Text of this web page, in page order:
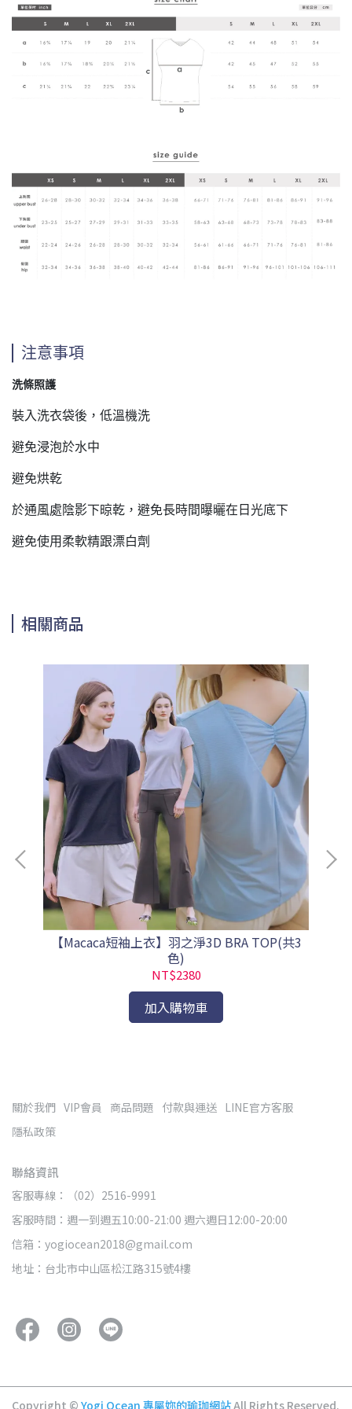
注意事項
洗條照護
裝入洗衣袋後，低溫機洗
避免浸泡於水中
避免烘乾
於通風處陰影下晾乾，避免長時間曝曬在日光底下
避免使用柔軟精跟漂白劑
相關商品
【Macaca短袖上衣】羽之淨3D BRA TOP(共3
色)
NT$2380
加入購物車
關於我們 VIP會員 商品問題 付款與運送 LINE官方客服
隱私政策
聯絡資訊
客服專線：（02）2516-9991
客服時間：週一到週五10:00-21:00 週六週日12:00-20:00
信箱：yogiocean2018@gmail.com
地址：台北市中山區松江路315號4樓
Copyright © Yogi Ocean 專屬妳的瑜珈網站All Rights Reserved.